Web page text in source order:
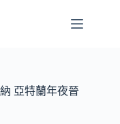
亞特蘭年夜晉